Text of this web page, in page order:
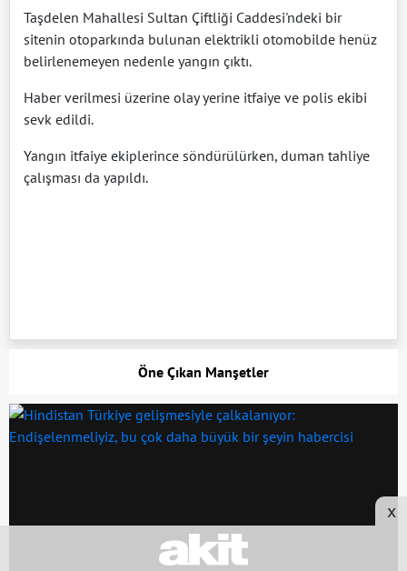
Taşdelen Mahallesi Sultan Çiftliği Caddesi'ndeki bir
sitenin otoparkında bulunan elektrikli otomobilde henüz
belirlenemeyen nedenle yangın çıktı.
Haber verilmesi üzerine olay yerine itfaiye ve polis ekibi
sevk edildi.
Yangın itfaiye ekiplerince söndürülürken, duman tahliye
çalışması da yapıldı.
Öne Çıkan Manşetler
x